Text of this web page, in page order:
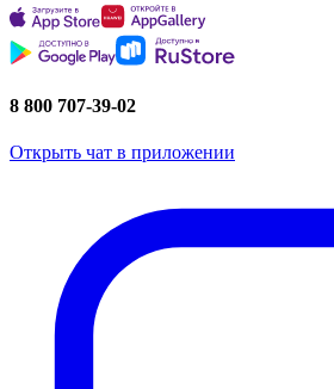
8 800 707-39-02
Открыть чат в приложении